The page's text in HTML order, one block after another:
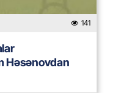
141
Həsənovdan